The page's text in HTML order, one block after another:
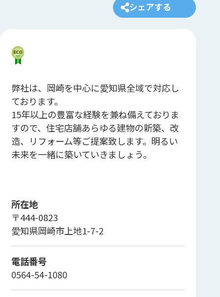
シェアする
弊社は、岡崎を中心に愛知県全域で対応し
ております。
15年以上の豊富な経験を兼ね備えておりま
すので、住宅店舗あらゆる建物の新築、改
造、リフォーム等ご提案致します。明るい
未来を一緒に築いていきましょう。
所在地
〒444-0823
愛知県岡崎市上地1-7-2
電話番号
0564-54-1080